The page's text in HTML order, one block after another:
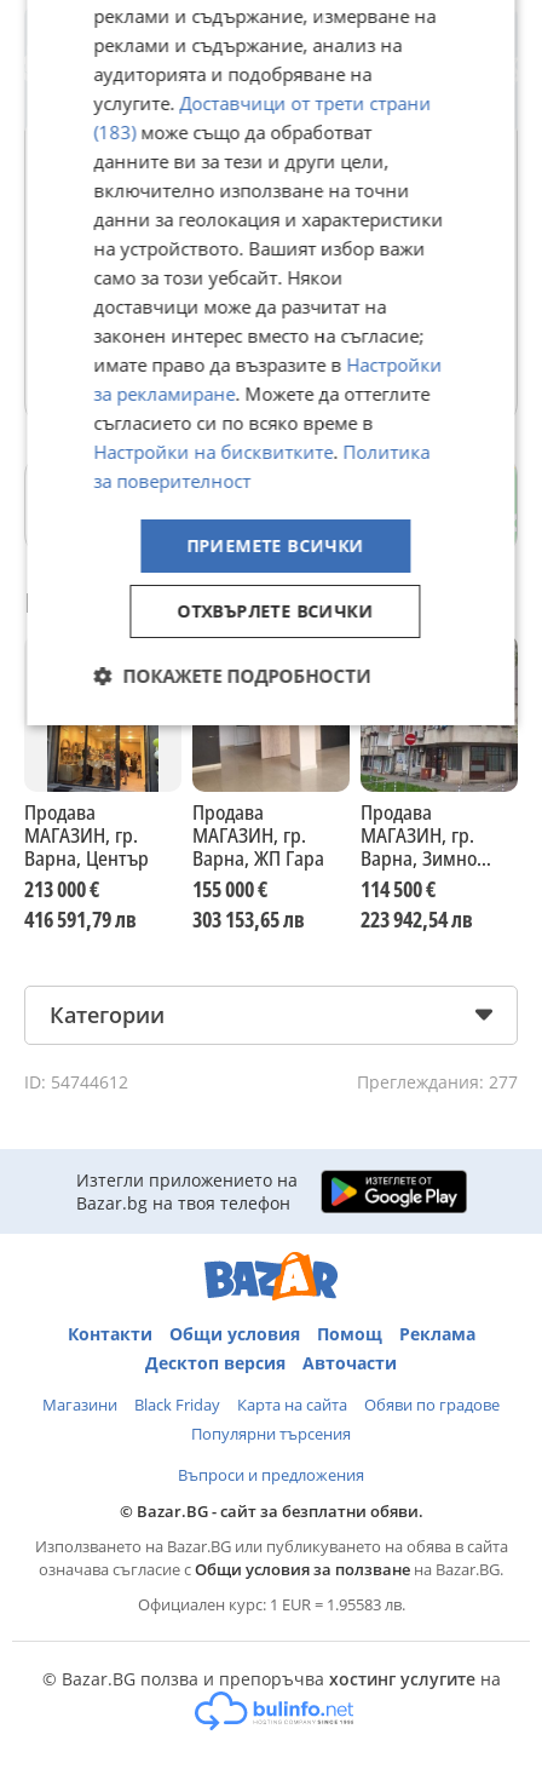
ИМОТНА ТОЧКА - АСЕНОВГРАД
В Bazar.BG от 30 декември 2021г.
Последно активен днес в 01:29 ч.
56 Обяви
Още оферти на https://propertypoint.imot.bg
гр. Асеновград
Препоръчани за теб
Продава
МАГАЗИН, гр.
Варна, Център
213 000 €
416 591,79 лв
Продава
МАГАЗИН, гр.
Варна, ЖП Гара
155 000 €
303 153,65 лв
Продава
МАГАЗИН, гр.
Варна, Зимно
кино Тракия
114 500 €
223 942,54 лв
Категории
ID: 54744612 Преглеждания: 277
Изтегли приложението на
Bazar.bg на твоя телефон
Контакти Общи условия Помощ
Реклама
Десктоп версия
Авточасти
Магазини Black Friday Карта на сайта
Обяви по градове
Популярни търсения
Въпроси и предложения
© Bazar.BG - сайт за безплатни обяви.
Използването на Bazar.BG или публикуването на обява в сайта
означава съгласие сОбщи условия за ползване на Bazar.BG.
Официален курс: 1 EUR = 1.95583 лв.
© Bazar.BG ползва и препоръчва хостинг услугитена
реклами и съдържание, измерване на
реклами и съдържание, анализ на
аудиторията и подобряване на
услугите. Доставчици от трети страни
(183)може също да обработват
данните ви за тези и други цели,
включително използване на точни
данни за геолокация и характеристики
на устройството. Вашият избор важи
само за този уебсайт. Някои
доставчици може да разчитат на
законен интерес вместо на съгласие;
имате право да възразите в Настройки
за рекламиране. Можете да оттеглите
съгласието си по всяко време в
Настройки на бисквитките. Политика
за поверителност
ПРИЕМЕТЕ ВСИЧКИ
ОТХВЪРЛЕТЕ ВСИЧКИ
ПОКАЖЕТЕ ПОДРОБНОСТИ